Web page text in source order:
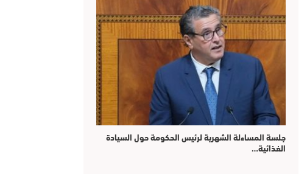
جلسة المساءلة الشهرية لرئيس الحكومة حول السيادة
الغذائية…